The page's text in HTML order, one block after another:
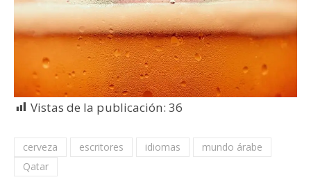
Vistas de la publicación: 36
cerveza escritores idiomas
mundo árabe
Qatar